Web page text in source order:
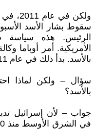
ولكن
سقوط بشار الأسد
الرئيس. هذه سياسة
الأمريكية. أمر أوباما
بالأسد. بدأ ذلك في عام 2011.
سؤال – ولكن لماذا
بالأسد؟
جواب – لأن إسرائيل